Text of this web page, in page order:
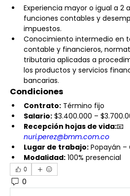
Experiencia mayor o igual a 2
funciones contables y
impuestos.
Conocimiento intermedio en
contable y financieros,
tributaria aplicadas a
los productos y servicios
bancarias.
Condiciones
Contrato: Término fijo
Salario: $3.400.000 –
Recepción hojas de vida:
nuri.perez@bmm.com.co
Lugar de trabajo: Popayán –
Modalidad: 100% presencial
0
0